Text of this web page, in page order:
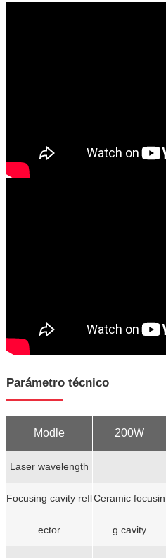
Parámetro técnico
Modle 200W
Laser wavelength
Focusing cavity refl
ector
Ceramic focusin
g cavity